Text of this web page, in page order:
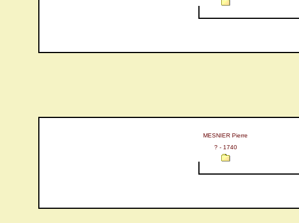
MESNIER Pierre
? - 1740